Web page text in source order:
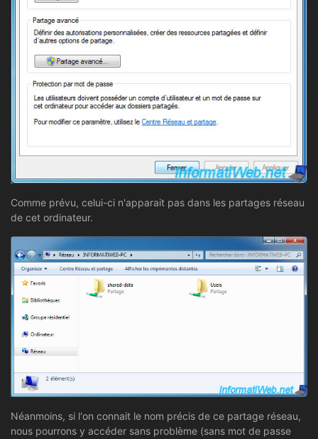
Comme prévu, celui-ci n'apparait pas dans les partages réseau
de cet ordinateur.
Néanmoins, si l'on connait le nom précis de ce partage réseau,
nous pourrons y accéder sans problème (sans mot de passe